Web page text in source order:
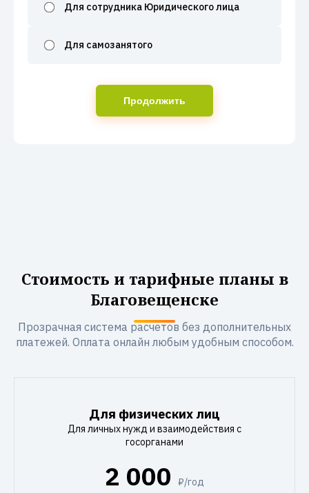
Для сотрудника Юридического лица
Для самозанятого
Продолжить
Стоимость и тарифные планы в
Благовещенске
Прозрачная система расчетов без дополнительных
платежей. Оплата онлайн любым удобным способом.
Для физических лиц
Для личных нужд и взаимодействия с
госорганами
2 000 ₽/год